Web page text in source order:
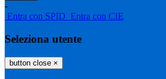
-
Entra con SPID Entra con CIE
Seleziona utente
button close ×